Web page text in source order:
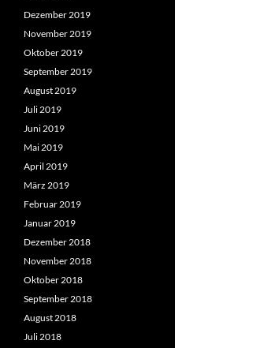
Dezember 2019
November 2019
Oktober 2019
September 2019
August 2019
Juli 2019
Juni 2019
Mai 2019
April 2019
März 2019
Februar 2019
Januar 2019
Dezember 2018
November 2018
Oktober 2018
September 2018
August 2018
Juli 2018